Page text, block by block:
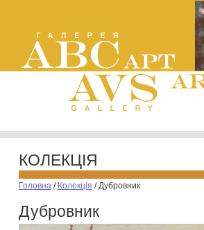
КОЛЕКЦІЯ
Головна / Колекція /Дубровник
Дубровник